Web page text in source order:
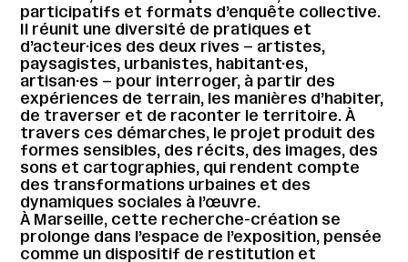
participatifs et formats d’enquête collective.
Il réunit une diversité de pratiques et
d’acteur·ices des deux rives – artistes,
paysagistes, urbanistes, habitant·es,
artisan·es – pour interroger, à partir des
expériences de terrain, les manières d’habiter,
de traverser et de raconter le territoire. À
travers ces démarches, le projet produit des
formes sensibles, des récits, des images, des
sons et cartographies, qui rendent compte
des transformations urbaines et des
dynamiques sociales à l’œuvre.
À Marseille, cette recherche-création se
prolonge dans l’espace de l’exposition, pensée
comme un dispositif de restitution et